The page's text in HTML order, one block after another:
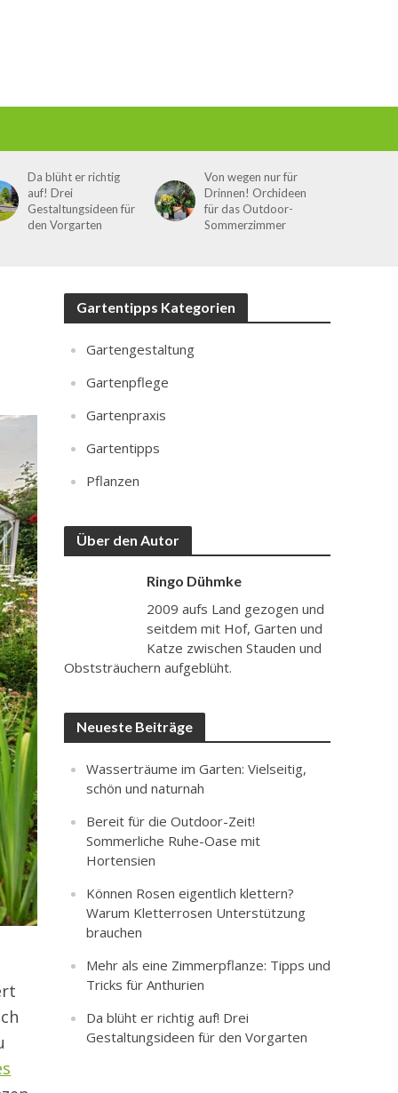
Da blüht er richtig
auf! Drei
Gestaltungsideen für
den Vorgarten
Von wegen nur für
Drinnen! Orchideen
für das Outdoor-
Sommerzimmer
Gartentipps Kategorien
Gartengestaltung
Gartenpflege
Gartenpraxis
Gartentipps
Pflanzen
Über den Autor
Ringo Dühmke
2009 aufs Land gezogen und
seitdem mit Hof, Garten und
Katze zwischen Stauden und
Obststräuchern aufgeblüht.
Neueste Beiträge
Wasserträume im Garten: Vielseitig,
schön und naturnah
Bereit für die Outdoor-Zeit!
Sommerliche Ruhe-Oase mit
Hortensien
Können Rosen eigentlich klettern?
Warum Kletterrosen Unterstützung
brauchen
Mehr als eine Zimmerpflanze: Tipps und
Tricks für Anthurien
Da blüht er richtig auf! Drei
Gestaltungsideen für den Vorgarten